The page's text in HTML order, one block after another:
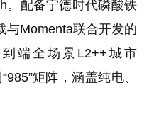
。配备宁德时代磷酸铁
与Momenta联合开发的
端全场景L2++城市
矩阵，涵盖纯电、